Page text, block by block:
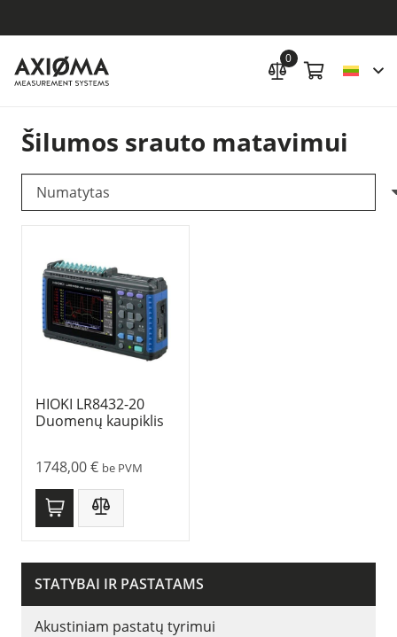
0
Šilumos srauto matavimui
STATYBAI IR PASTATAMS
Akustiniam pastatų tyrimui
HIOKI LR8432-20
Duomenų kaupiklis
1748,00€ be PVM